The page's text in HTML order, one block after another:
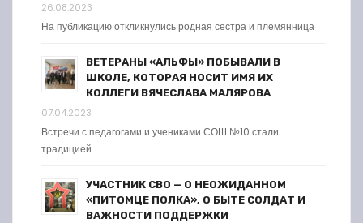
26.08.2023
На публикацию откликнулись родная сестра и племянница
ВЕТЕРАНЫ «АЛЬФЫ» ПОБЫВАЛИ В
ШКОЛЕ, КОТОРАЯ НОСИТ ИМЯ ИХ
КОЛЛЕГИ ВЯЧЕСЛАВА МАЛЯРОВА
07.04.2023
Встречи с педагогами и учениками СОШ №10 стали
традицией
УЧАСТНИК СВО — О НЕОЖИДАННОМ
«ПИТОМЦЕ ПОЛКА», О БЫТЕ СОЛДАТ И
ВАЖНОСТИ ПОДДЕРЖКИ